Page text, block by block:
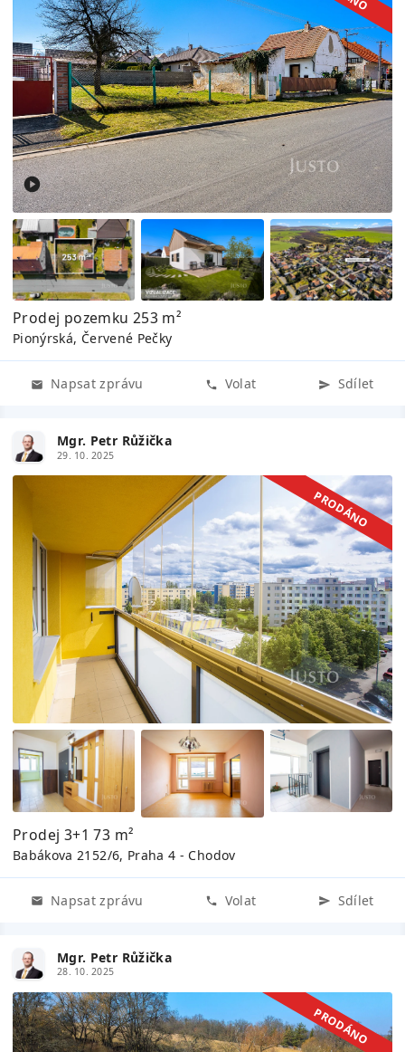
Prodej pozemku 253 m²
Pionýrská, Červené Pečky
Napsat zprávu Volat Sdílet
Mgr. Petr Růžička
29. 10. 2025
PRODÁNO
Prodej 3+1 73 m²
Babákova 2152/6, Praha 4 - Chodov
Napsat zprávu Volat Sdílet
Mgr. Petr Růžička
28. 10. 2025
PRODÁNO